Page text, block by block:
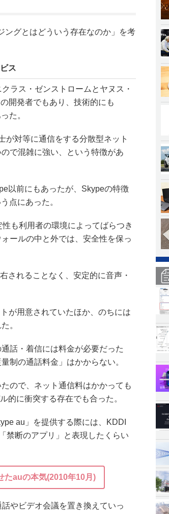
ングとはどういう存在なのか」を考
ス
ラス・ゼンストロームとヤヌス・
開発者でもあり、技術的にも
た。
が対等に通信をする分散型ネット
で混雑に強い、という特徴があ
以前にもあったが、Skypeの特徴
点にあった。
も利用者の環境によってばらつき
ールの中と外では、安全性を保っ
されることなく、安定的に音声・
が用意されていたほか、のちには
。
話・着信には料金が必要だった
制の通話料金」はかからない。
ので、ネット通信料はかかっても
的に衝突する存在でも合った。
au」を提供する際には、KDDI
禁断のアプリ」と表現したくらい
auの本気(2010年10月)
やビデオ会議を置き換えていっ